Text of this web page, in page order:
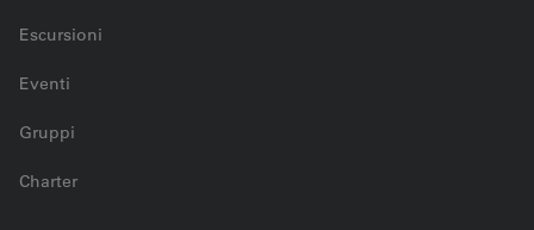
Escursioni
Eventi
Gruppi
Charter